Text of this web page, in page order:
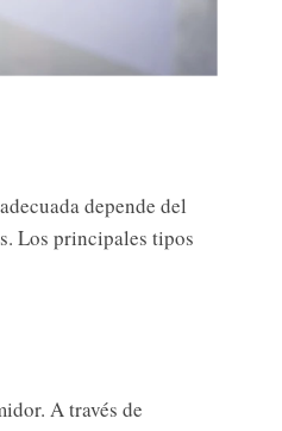
depende del
Los principales tipos
A través de